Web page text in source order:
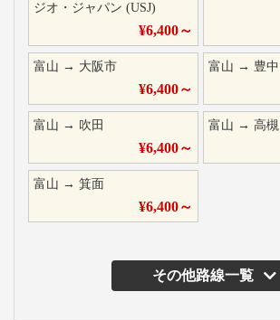
ジオ・ジャパン (USJ)
¥6,400～
富山 → 大阪市
¥6,400～
富山 → 豊中
富山 → 吹田
¥6,400～
富山 →高槻
富山 → 箕面
¥6,400～
その他路線一覧